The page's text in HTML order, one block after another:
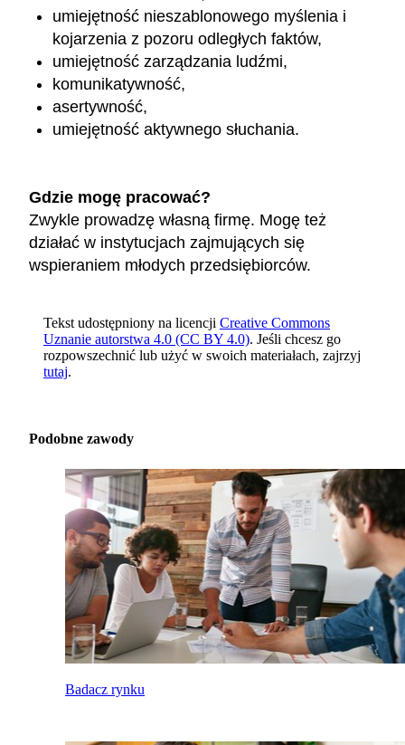
umiejętność nieszablonowego myślenia i
kojarzenia z pozoru odległych faktów,
umiejętność zarządzania ludźmi,
komunikatywność,
asertywność,
umiejętność aktywnego słuchania.
Gdzie mogę pracować?
Zwykle prowadzę własną firmę. Mogę też
działać w instytucjach zajmujących się
wspieraniem młodych przedsiębiorców.
Tekst udostępniony na licencji Creative Commons
Uznanie autorstwa 4.0 (CC BY 4.0). Jeśli chcesz go
rozpowszechnić lub użyć w swoich materiałach, zajrzyj
tutaj.
Podobne zawody
Badacz rynku